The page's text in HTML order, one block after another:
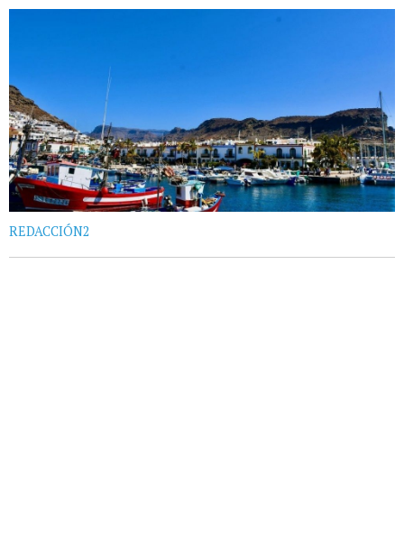
REDACCIÓN2